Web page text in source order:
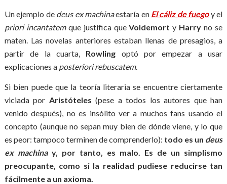
Un ejemplo de deus ex machinaestaría en El cáliz de fuegoy el
priori incantatemque justifica queVoldemorty Harryno se
maten. Las novelas anteriores estaban llenas de presagios, a
partir de la cuarta, Rowling optó por empezar a usar
explicaciones a posteriori rebuscatem.
Si bien puede que la teoría literaria se encuentre ciertamente
viciada por Aristóteles(pese a todos los autores que han
venido después), no es insólito ver a muchos fans usando el
concepto (aunque no sepan muy bien de dónde viene, y lo que
es peor: tampoco terminen de comprenderlo): todo es un deus
ex machinay, por tanto, es malo. Es de un simplismo
preocupante, como si la realidad pudiese reducirse tan
fácilmente a un axioma.